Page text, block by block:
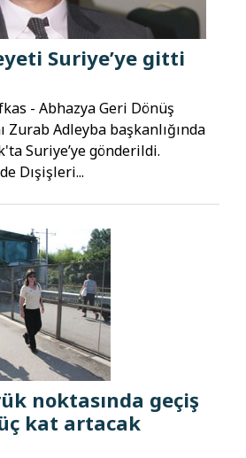
Suriye’ye gitti
- Abhazya Geri Dönüş
Zurab Adleyba başkanlığında
Suriye’ye gönderildi.
Dışişleri...
noktasında geçiş
kat artacak